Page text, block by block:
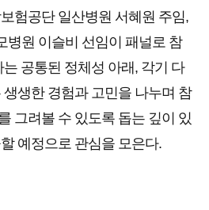
험공단 일산병원 서혜원 주임,
병원 이슬비 선임이 패널로 참
공통된 정체성 아래, 각기 다
생한 경험과 고민을 나누며 참
그려볼 수 있도록 돕는 깊이 있
예정으로 관심을 모은다.